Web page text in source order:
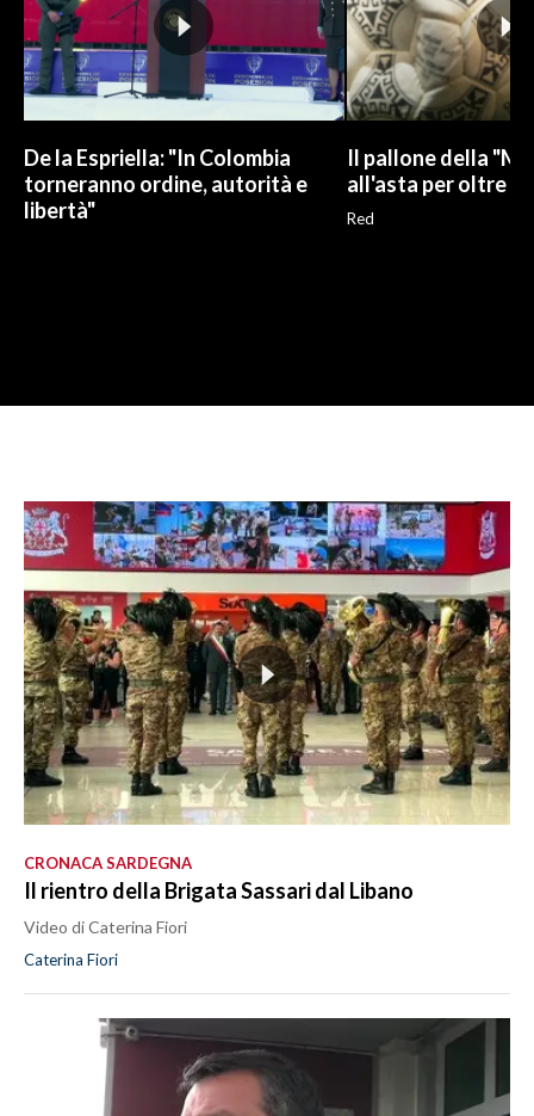
De la Espriella: "In Colombia
torneranno ordine, autorità e
libertà"
Il pallone della
all'asta per oltre
Red
CRONACA SARDEGNA
Il rientro della Brigata Sassari dal Libano
Video di Caterina Fiori
Caterina Fiori